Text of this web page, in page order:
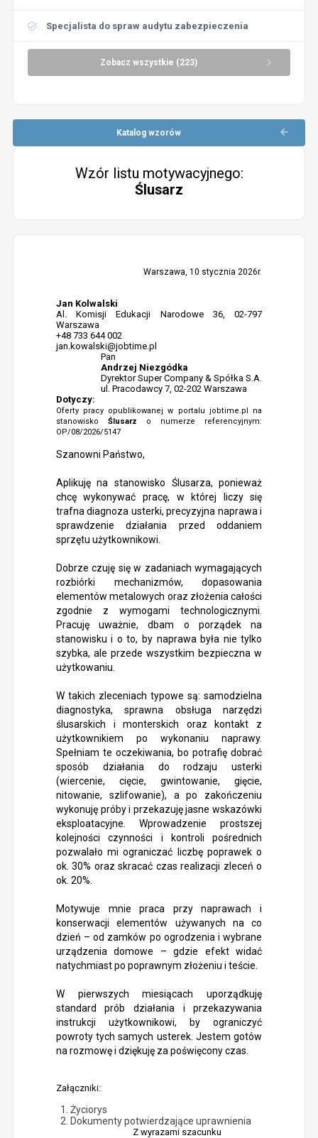
Specjalista do spraw audytu zabezpieczenia
Zobacz wszystkie (223)
Katalog wzorów
Wzór listu motywacyjnego:
Ślusarz
Warszawa, 10 stycznia 2026r.
Jan Kolwalski
Al. Komisji Edukacji Narodowe 36, 02-797
Warszawa
+48 733 644 002
jan.kowalski@jobtime.pl
Pan
Andrzej Niezgódka
Dyrektor Super Company & Spółka S.A.
ul. Pracodawcy 7, 02-202 Warszawa
Dotyczy:
Oferty pracy opublikowanej w portalu jobtime.pl na
stanowisko Ślusarz o numerze referencyjnym:
OP/08/2026/5147
Szanowni Państwo,
Aplikuję na stanowisko Ślusarza, ponieważ
chcę wykonywać pracę, w której liczy się
trafna diagnoza usterki, precyzyjna naprawa i
sprawdzenie działania przed oddaniem
sprzętu użytkownikowi.
Dobrze czuję się w zadaniach wymagających
rozbiórki mechanizmów, dopasowania
elementów metalowych oraz złożenia całości
zgodnie z wymogami technologicznymi.
Pracuję uważnie, dbam o porządek na
stanowisku i o to, by naprawa była nie tylko
szybka, ale przede wszystkim bezpieczna w
użytkowaniu.
W takich zleceniach typowe są: samodzielna
diagnostyka, sprawna obsługa narzędzi
ślusarskich i monterskich oraz kontakt z
użytkownikiem po wykonaniu naprawy.
Spełniam te oczekiwania, bo potrafię dobrać
sposób działania do rodzaju usterki
(wiercenie, cięcie, gwintowanie, gięcie,
nitowanie, szlifowanie), a po zakończeniu
wykonuję próby i przekazuję jasne wskazówki
eksploatacyjne. Wprowadzenie prostszej
kolejności czynności i kontroli pośrednich
pozwalało mi ograniczać liczbę poprawek o
ok. 30% oraz skracać czas realizacji zleceń o
ok. 20%.
Motywuje mnie praca przy naprawach i
konserwacji elementów używanych na co
dzień – od zamków po ogrodzenia i wybrane
urządzenia domowe – gdzie efekt widać
natychmiast po poprawnym złożeniu i teście.
W pierwszych miesiącach uporządkuję
standard prób działania i przekazywania
instrukcji użytkownikowi, by ograniczyć
powroty tych samych usterek. Jestem gotów
na rozmowę i dziękuję za poświęcony czas.
Załączniki:
Życiorys
Dokumenty potwierdzające uprawnienia
Z wyrazami szacunku